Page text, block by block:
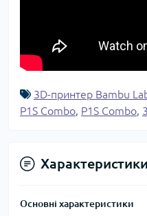
3D-принтер Bambu
P1S Combo, P1S Combo,
Характеристики
Основні характеристики